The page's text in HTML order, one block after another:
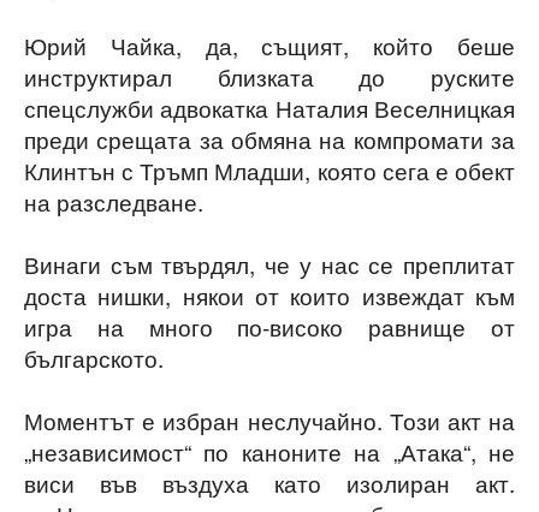
Юрий Чайка, да, същият, който беше
инструктирал близката до руските
спецслужби адвокатка Наталия Веселницкая
преди срещата за обмяна на компромати за
Клинтън с Тръмп Младши, която сега е обект
на разследване.
Винаги съм твърдял, че у нас се преплитат
доста нишки, някои от които извеждат към
игра на много по-високо равнище от
българското.
Моментът е избран неслучайно. Този акт на
„независимост“ по каноните на „Атака“, не
виси във въздуха като изолиран акт.